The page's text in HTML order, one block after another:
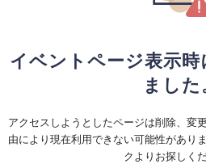
イベントページ表示
ました
アクセスしようとしたページは削除、変
由により現在利用できない可能性があり
クよりお探しくだ